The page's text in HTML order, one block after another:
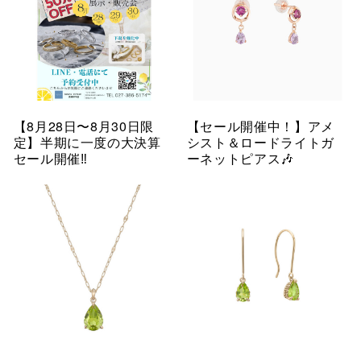
【8月28日〜8月30日限
定】半期に一度の大決算
セール開催‼︎
【セール開催中！】アメ
シスト＆ロードライトガ
ーネットピアス🎶